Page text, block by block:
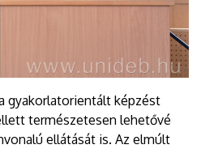
gyakorlatorientált képzést
természetesen lehetővé
ellátását is. Az elmúlt